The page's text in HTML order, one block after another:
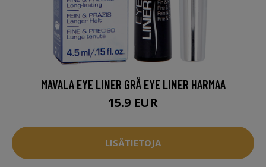
MAVALA EYE LINER GRÅ EYE LINER HARMAA
15.9 EUR
LISÄTIETOJA